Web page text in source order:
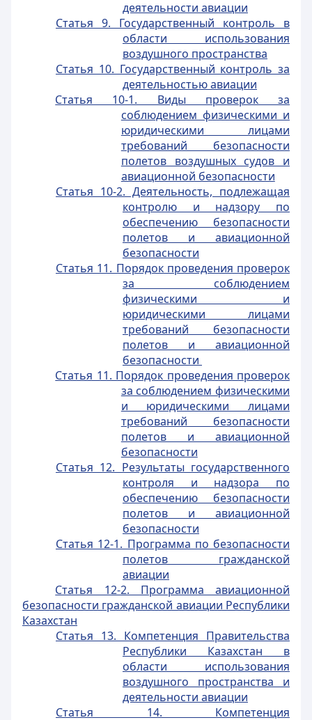
деятельности авиации
Статья 9. Государственный контроль в
области использования
воздушного пространства
Статья 10. Государственный контроль за
деятельностью авиации
Статья 10-1. Виды проверок за
соблюдением физическими и
юридическими лицами
требований безопасности
полетов воздушных судов и
авиационной безопасности
Статья 10-2. Деятельность, подлежащая
контролю и надзору по
обеспечению безопасности
полетов и авиационной
безопасности
Статья 11. Порядок проведения проверок
за соблюдением
физическими и
юридическими лицами
требований безопасности
полетов и авиационной
безопасности
Статья 11. Порядок проведения проверок
за соблюдением физическими
и юридическими лицами
требований безопасности
полетов и авиационной
безопасности
Статья 12. Результаты государственного
контроля и надзора по
обеспечению безопасности
полетов и авиационной
безопасности
Статья 12-1. Программа по безопасности
полетов гражданской
авиации
Статья 12-2. Программа авиационной
безопасности гражданской авиации Республики
Казахстан
Статья 13. Компетенция Правительства
Республики Казахстан в
области использования
воздушного пространства и
деятельности авиации
Статья 14. Компетенция